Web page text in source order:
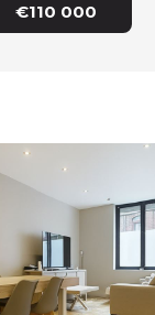
€110 000